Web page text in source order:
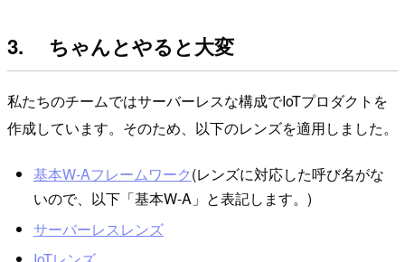
3. ちゃんとやると大変
私たちのチームではサーバーレスな構成でIoTプロダクトを
作成しています。そのため、以下のレンズを適用しました。
基本W-Aフレームワーク(レンズに対応した呼び名がな
いので、以下「基本W-A」と表記します。)
サーバーレスレンズ